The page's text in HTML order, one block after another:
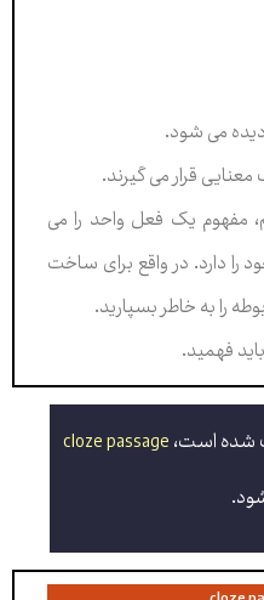
می شود.
قرار می گیرند.
یک فعل واحد را می
دارد. در واقع برای ساخت
را به خاطر بسپارید.
فهمید.
شده است،cloze passage
.